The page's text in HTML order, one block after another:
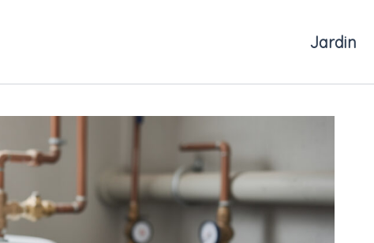
Jardin